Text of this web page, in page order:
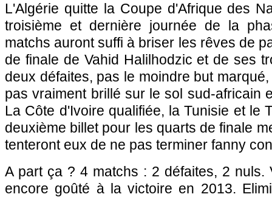
L'Algérie quitte la Coupe d'Afrique des
troisième et dernière journée de la
matchs auront suffi à briser les rêves de
de finale de Vahid Halilhodzic et de ses
deux défaites, pas le moindre but
pas vraiment brillé sur le sol sud-africain
La Côte d'Ivoire qualifiée, la Tunisie et le
deuxième billet pour les quarts de finale
tenteront eux de ne pas terminer fanny
A part ça ? 4 matchs : 2 défaites, 2 nuls.
encore goûté à la victoire en 2013.